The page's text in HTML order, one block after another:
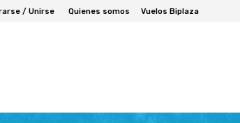
/ Unirse Quienes somos Vuelos Biplaza